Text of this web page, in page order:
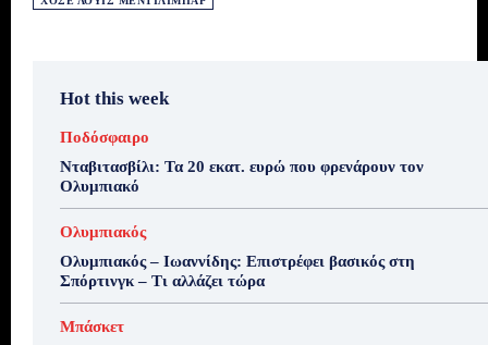
Hot this week
Ποδόσφαιρο
Νταβιτασβίλι: Τα 20 εκατ. ευρώ που φρενάρουν τον
Ολυμπιακό
Ολυμπιακός
Ολυμπιακός – Ιωαννίδης: Επιστρέφει βασικός στη
Σπόρτινγκ – Τι αλλάζει τώρα
Μπάσκετ